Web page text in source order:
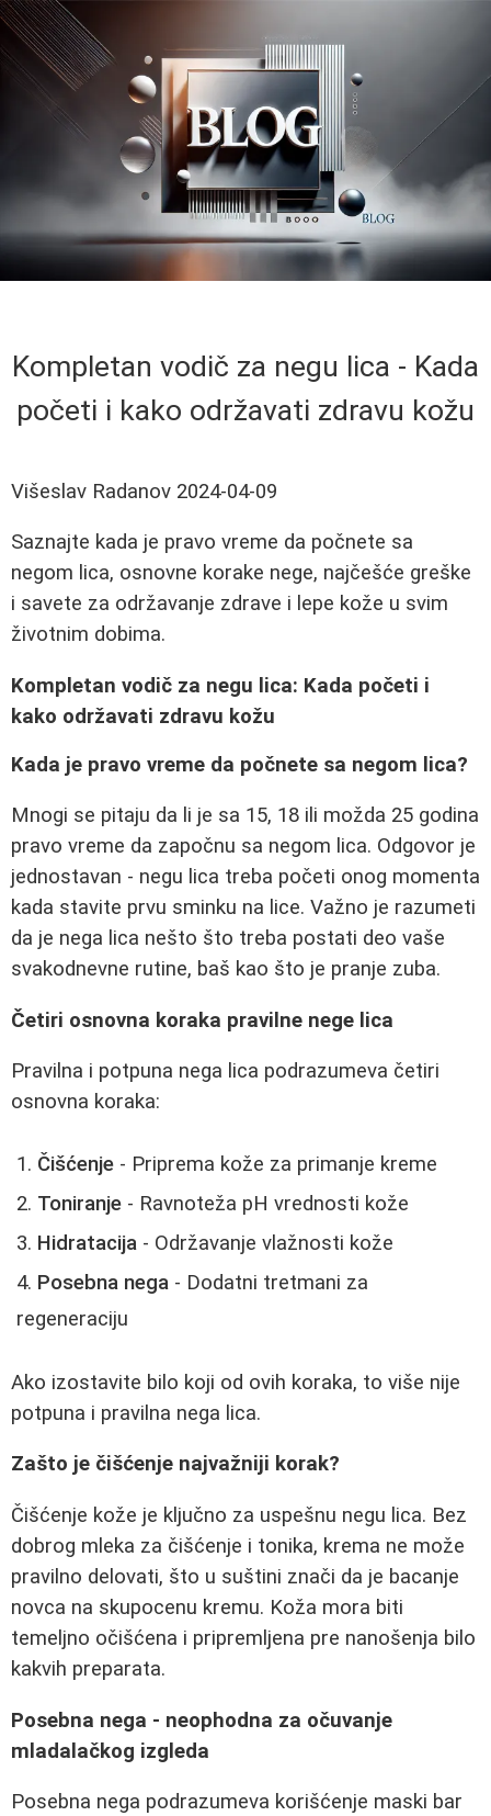
Kompletan vodič za negu lica - Kada
početi i kako održavati zdravu kožu
Višeslav Radanov 2024-04-09
Saznajte kada je pravo vreme da počnete sa
negom lica, osnovne korake nege, najčešće greške
i savete za održavanje zdrave i lepe kože u svim
životnim dobima.
Kompletan vodič za negu lica: Kada početi i
kako održavati zdravu kožu
Kada je pravo vreme da počnete sa negom lica?
Mnogi se pitaju da li je sa 15, 18 ili možda 25 godina
pravo vreme da započnu sa negom lica. Odgovor je
jednostavan - negu lica treba početi onog momenta
kada stavite prvu sminku na lice. Važno je razumeti
da je nega lica nešto što treba postati deo vaše
svakodnevne rutine, baš kao što je pranje zuba.
Četiri osnovna koraka pravilne nege lica
Pravilna i potpuna nega lica podrazumeva četiri
osnovna koraka:
Čišćenje - Priprema kože za primanje kreme
Toniranje - Ravnoteža pH vrednosti kože
Hidratacija - Održavanje vlažnosti kože
Posebna nega - Dodatni tretmani za
regeneraciju
Ako izostavite bilo koji od ovih koraka, to više nije
potpuna i pravilna nega lica.
Zašto je čišćenje najvažniji korak?
Čišćenje kože je ključno za uspešnu negu lica. Bez
dobrog mleka za čišćenje i tonika, krema ne može
pravilno delovati, što u suštini znači da je bacanje
novca na skupocenu kremu. Koža mora biti
temeljno očišćena i pripremljena pre nanošenja bilo
kakvih preparata.
Posebna nega - neophodna za očuvanje
mladalačkog izgleda
Posebna nega podrazumeva korišćenje maski bar